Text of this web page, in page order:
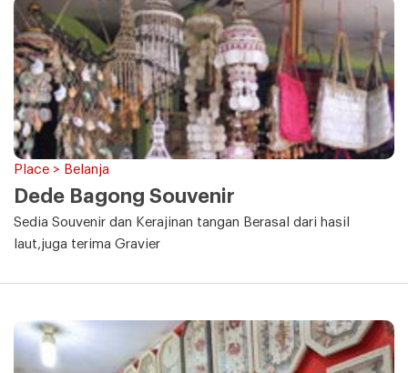
Place > Belanja
Dede Bagong Souvenir
Sedia Souvenir dan Kerajinan tangan Berasal dari hasil
laut,juga terima Gravier